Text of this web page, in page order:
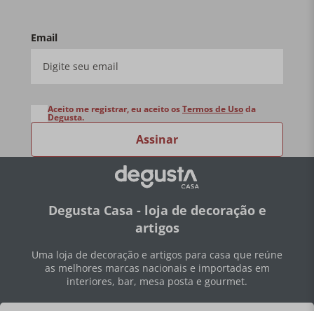
Email
Assinar
Aceito me registrar, eu aceito osTermos de Usoda
Degusta.
Degusta Casa - loja de decoração e
artigos
Uma loja de decoração e artigos para casa que reúne
as melhores marcas nacionais e importadas em
interiores, bar, mesa posta e gourmet.